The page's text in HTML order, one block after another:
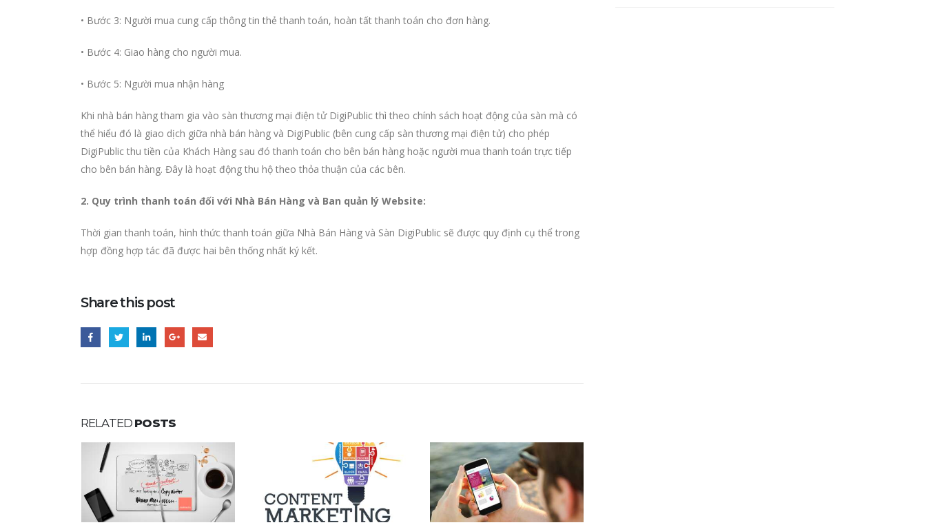
• Bước 3: Người mua cung cấp thông tin thẻ thanh toán, hoàn tất thanh toán cho đơn hàng.
• Bước 4: Giao hàng cho người mua.
• Bước 5: Người mua nhận hàng
Khi nhà bán hàng tham gia vào sàn thương mại điện tử DigiPublic thì theo chính sách hoạt động của sàn mà có
thể hiểu đó là giao dịch giữa nhà bán hàng và DigiPublic (bên cung cấp sàn thương mại điện tử) cho phép
DigiPublic thu tiền của Khách Hàng sau đó thanh toán cho bên bán hàng hoặc người mua thanh toán trực tiếp
cho bên bán hàng. Đây là hoạt động thu hộ theo thỏa thuận của các bên.
2. Quy trình thanh toán đối với Nhà Bán Hàng và Ban quản lý Website:
Thời gian thanh toán, hình thức thanh toán giữa Nhà Bán Hàng và Sàn DigiPublic sẽ được quy định cụ thể trong
hợp đồng hợp tác đã được hai bên thống nhất ký kết.
Share this post
RELATED POSTS